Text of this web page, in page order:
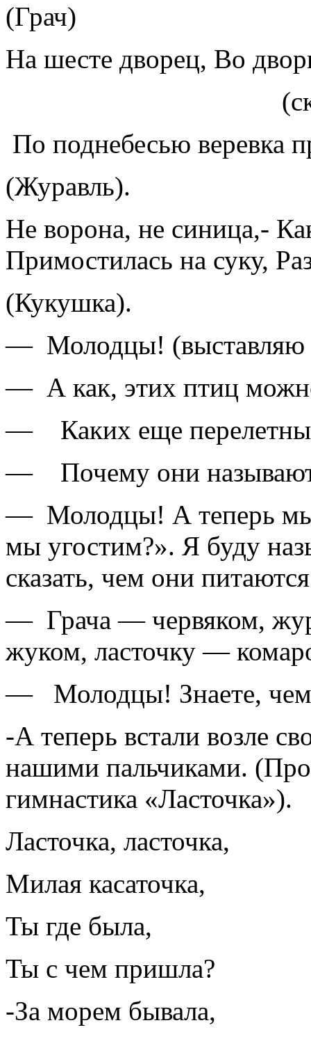
(Грач)
На шесте дворец, Во
По поднебесью веревка
(Журавль).
Не ворона, не синица,-
Примостилась на суку,
(Кукушка).
— Молодцы! (выставляю
— А как, этих птиц
— Каких еще
— Почему они
— Молодцы! А теперь мы
мы угостим?». Я буду
сказать, чем они
— Грача — червяком,
жуком, ласточку —
— Молодцы! Знаете,
-А теперь встали возле
нашими пальчиками.
гимнастика «Ласточка»).
Ласточка, ласточка,
Милая касаточка,
Ты где была,
Ты с чем пришла?
-За морем бывала,